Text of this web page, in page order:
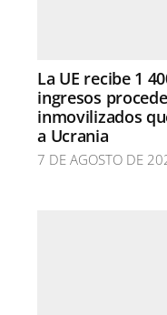
La UE recibe 1
ingresos
inmovilizados
a Ucrania
7 DE AGOSTO DE